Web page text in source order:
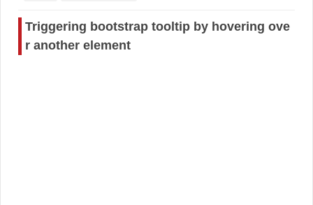
Triggering bootstrap tooltip by hovering ove
r another element